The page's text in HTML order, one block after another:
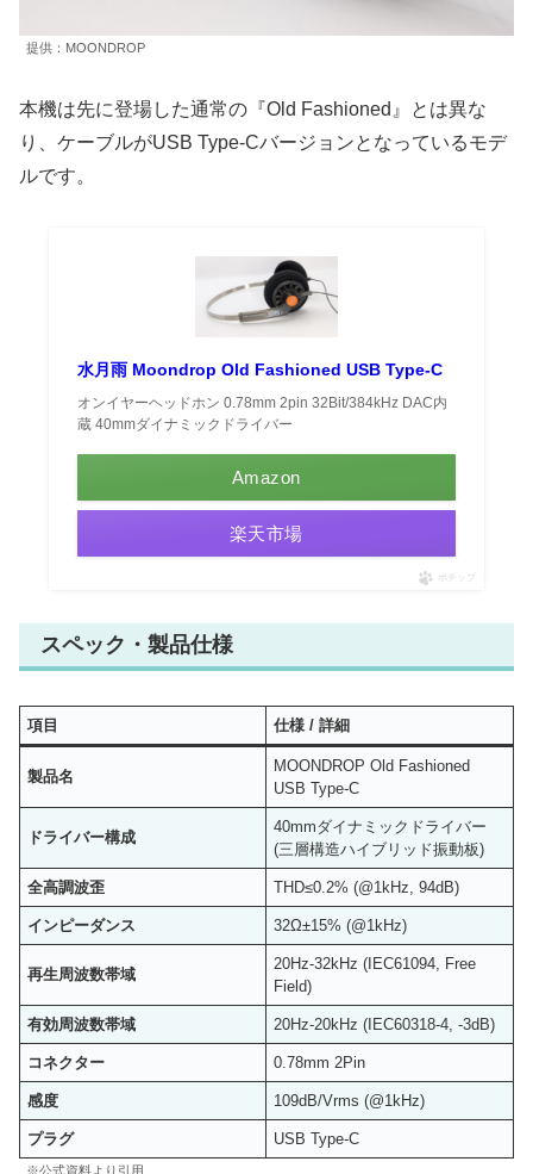
提供：MOONDROP
本機は先に登場した通常の『Old Fashioned』とは異な
り、ケーブルがUSB Type-Cバージョンとなっているモデ
ルです。
水月雨 Moondrop Old Fashioned USB Type-C
オンイヤーヘッドホン 0.78mm 2pin 32Bit/384kHz DAC内
蔵 40mmダイナミックドライバー
Amazon
楽天市場
ポチップ
スペック・製品仕様
項目 仕様 / 詳細
製品名
MOONDROP Old Fashioned
USB Type-C
ドライバー構成
40mmダイナミックドライバー
(三層構造ハイブリッド振動板)
全高調波歪 THD≤0.2% (@1kHz, 94dB)
インピーダンス 32Ω±15% (@1kHz)
再生周波数帯域
20Hz-32kHz (IEC61094, Free
Field)
有効周波数帯域 20Hz-20kHz (IEC60318-4, -3dB)
コネクター 0.78mm 2Pin
感度 109dB/Vrms (@1kHz)
プラグ USB Type-C
※公式資料より引用